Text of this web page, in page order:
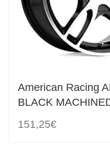
American Racing
BLACK
151,25€